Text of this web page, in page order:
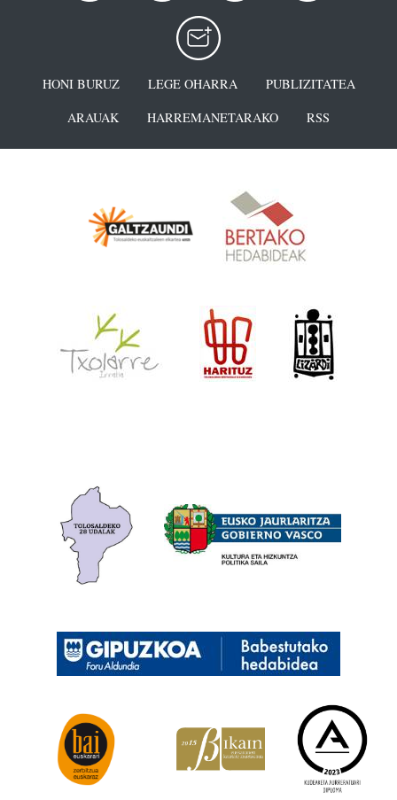
HONI BURUZ LEGE OHARRA
PUBLIZITATEA
ARAUAK
HARREMANETARAKO RSS